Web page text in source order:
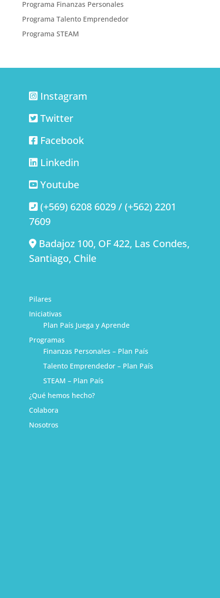
Programa Finanzas Personales
Programa Talento Emprendedor
Programa STEAM
Instagram
Twitter
Facebook
Linkedin
Youtube
(+569) 6208 6029 / (+562) 2201
7609
Badajoz 100, OF 422, Las Condes,
Santiago, Chile
Pilares
Iniciativas
Plan País Juega y Aprende
Programas
Finanzas Personales – Plan País
Talento Emprendedor – Plan País
STEAM – Plan País
¿Qué hemos hecho?
Colabora
Nosotros